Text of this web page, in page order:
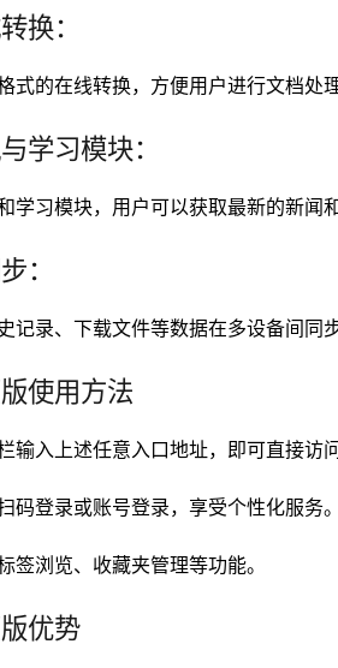
换：
式的在线转换，方便用户进行文档处理
学习模块：
学习模块，用户可以获取最新的新闻
：
记录、下载文件等数据在多设备间同
使用方法
输入上述任意入口地址，即可直接访
码登录或账号登录，享受个性化服务。
签浏览、收藏夹管理等功能。
优势